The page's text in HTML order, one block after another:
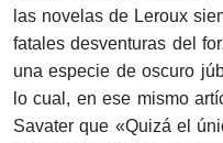
las novelas de Leroux
fatales desventuras del
una especie de oscuro
lo cual, en ese mismo
Savater que «Quizá el